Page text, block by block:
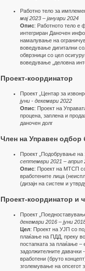
Работно тело за
мај 2023 – јануари 2024
Опис: Работното тело е
интегриран Даночен
намалување на
воведување дигитални
обврзници со цел
воведување „деловна
Проект-координатор
Проект „Центар за
јуни - декември 2022
Опис: Проект на
процена, заплена и
даночен долг
Член на Управен одбор
Проект „Подобрување на
септември 2021 – април
Опис: Проект на МТСП
вработените лица
(дизајн на систем и
Проект-координатор и
Проект
декември 2016 – јуни
Цел: Проект на УЈП со
плаќање на ПДД, преку
постапката за плаќање –
задолжителните давачки
вработени (бруто
зголемување на опсегот